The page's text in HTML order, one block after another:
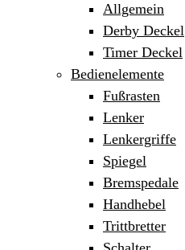
Allgemein
Derby Deckel
Timer Deckel
Bedienelemente
Fußrasten
Lenker
Lenkergriffe
Spiegel
Bremspedale
Handhebel
Trittbretter